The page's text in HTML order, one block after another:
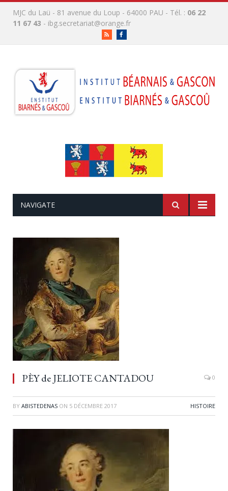
MJC du Laü - 81 avenue du Loup - 64000 PAU - Tél. : 06 22
11 67 43 - ibg.secretariat@orange.fr
RSS
NAVIGATE
PÈY de JELIOTE CANTADOU 0
BY ABISTEDENAS ON 5 DÉCEMBRE 2017 HISTOIRE